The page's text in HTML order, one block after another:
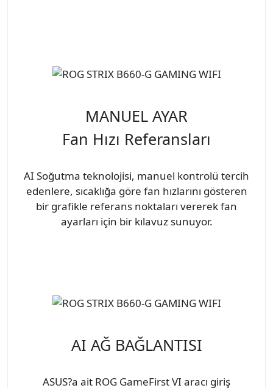
MANUEL AYAR
Fan Hızı Referansları
AI Soğutma teknolojisi, manuel kontrolü tercih
edenlere, sıcaklığa göre fan hızlarını gösteren
bir grafikle referans noktaları vererek fan
ayarları için bir kılavuz sunuyor.
AI AĞ BAĞLANTISI
ASUS?a ait ROG GameFirst VI aracı giriş